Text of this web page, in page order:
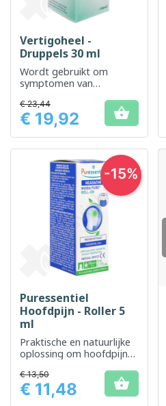
Vertigoheel -
Druppels 30 ml
Wordt gebruikt om
symptomen van
te helpen beheersen
Prijs
€ 23,44
€ 19,92 
Puressentiel
Hoofdpijn - Roller 5
ml
Praktische en natuurlijke
oplossing om hoofdpijn
Prijs
€ 13,50
€ 11,48 
-15%